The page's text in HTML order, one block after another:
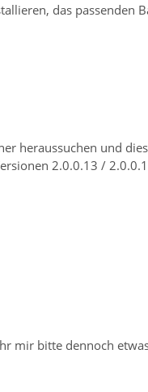
das passenden
heraussuchen und
2.0.0.13 /
mir bitte dennoch